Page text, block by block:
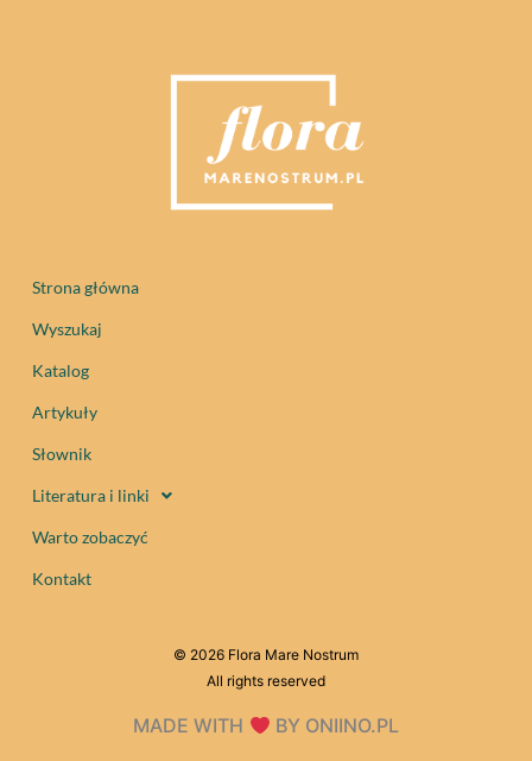
Strona główna
Wyszukaj
Katalog
Artykuły
Słownik
Literatura i linki
Warto zobaczyć
Kontakt
© 2026 Flora Mare Nostrum
All rights reserved
MADE WITH BY ONIINO.PL